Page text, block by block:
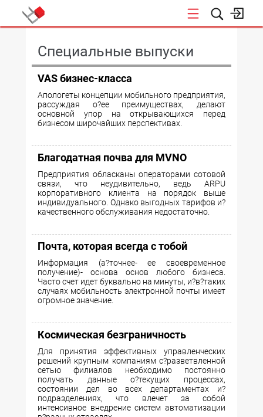
Специальные выпуски
VAS бизнес-класса
Апологеты концепции мобильного предприятия,
рассуждая о?ее преимуществах, делают
основной упор на открывающихся перед
бизнесом широчайших перспективах.
Благодатная почва для MVNO
Предприятия обласканы операторами сотовой
связи, что неудивительно, ведь ARPU
корпоративного клиента на порядок выше
индивидуального. Однако выгодных тарифов и?
качественного обслуживания недостаточно.
Почта, которая всегда с тобой
Информация (а?точнее- ее своевременное
получение)- основа основ любого бизнеса.
Часто счет идет буквально на минуты, и?в?таких
случаях мобильность электронной почты имеет
огромное значение.
Космическая безграничность
Для принятия эффективных управленческих
решений крупным компаниям с?разветвленной
сетью филиалов необходимо постоянно
получать данные о?текущих процессах,
состоянии дел во всех департаментах и?
подразделениях, что влечет за собой
интенсивное внедрение систем автоматизации